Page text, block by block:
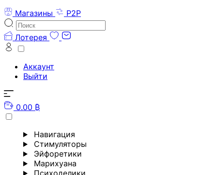
Магазины
P2P
Лотерея
Аккаунт
Выйти
0.00 ₿
Навигация
Стимуляторы
Эйфоретики
Марихуана
Психоделики